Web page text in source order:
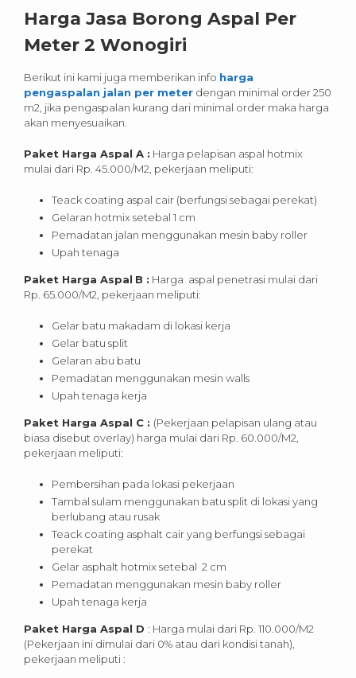
Harga Jasa Borong Aspal Per
Meter 2 Wonogiri
Berikut ini kami juga memberikan info harga
pengaspalan jalan per meter dengan minimal order 250
m2, jika pengaspalan kurang dari minimal order maka harga
akan menyesuaikan.
Paket Harga Aspal A : Harga pelapisan aspal hotmix
mulai dari Rp. 45.000/M2, pekerjaan meliputi:
Teack coating aspal cair (berfungsi sebagai perekat)
Gelaran hotmix setebal 1 cm
Pemadatan jalan menggunakan mesin baby roller
Upah tenaga
Paket Harga Aspal B : Harga aspal penetrasi mulai dari
Rp. 65.000/M2, pekerjaan meliputi:
Gelar batu makadam di lokasi kerja
Gelar batu split
Gelaran abu batu
Pemadatan menggunakan mesin walls
Upah tenaga kerja
Paket Harga Aspal C : (Pekerjaan pelapisan ulang atau
biasa disebut overlay) harga mulai dari Rp. 60.000/M2,
pekerjaan meliputi:
Pembersihan pada lokasi pekerjaan
Tambal sulam menggunakan batu split di lokasi yang
berlubang atau rusak
Teack coating asphalt cair yang berfungsi sebagai
perekat
Gelar asphalt hotmix setebal 2 cm
Pemadatan menggunakan mesin baby roller
Upah tenaga kerja
Paket Harga Aspal D : Harga mulai dari Rp. 110.000/M2
(Pekerjaan ini dimulai dari 0% atau dari kondisi tanah),
pekerjaan meliputi :